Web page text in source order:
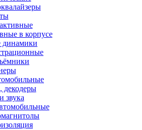
в корпусе
динамики
декодеры
звука